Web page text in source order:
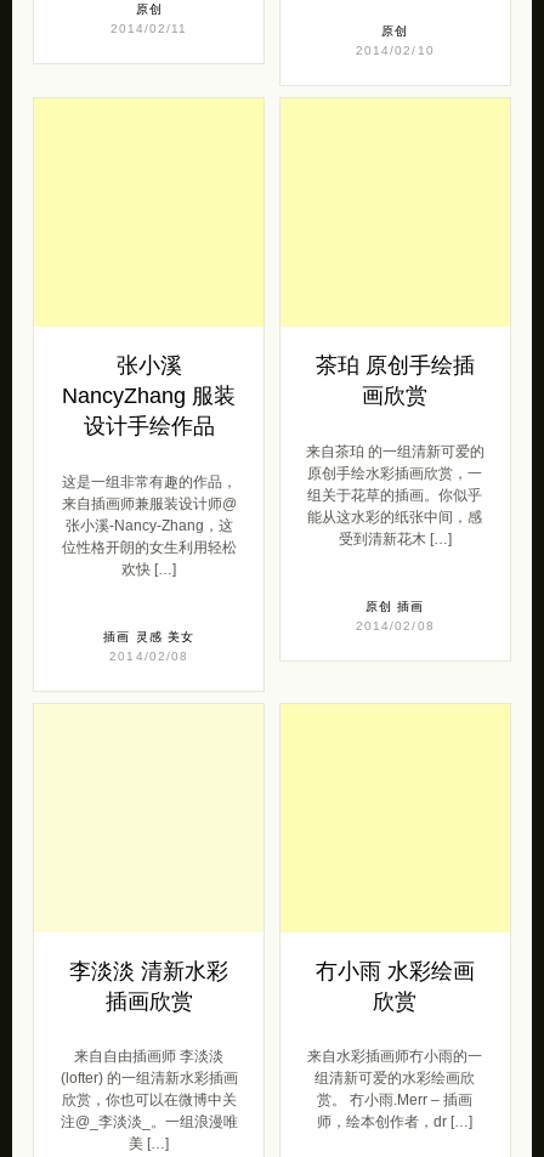
原创
2014/02/11
原创
2014/02/10
张小溪
NancyZhang 服装
设计手绘作品
这是一组非常有趣的作品，
来自插画师兼服装设计师@
张小溪-Nancy-Zhang，这
位性格开朗的女生利用轻松
欢快 […]
插画 灵感 美女
2014/02/08
茶珀 原创手绘插
画欣赏
来自茶珀 的一组清新可爱的
原创手绘水彩插画欣赏，一
组关于花草的插画。你似乎
能从这水彩的纸张中间，感
受到清新花木 […]
原创
插画
2014/02/08
李淡淡 清新水彩
插画欣赏
来自自由插画师 李淡淡
(lofter) 的一组清新水彩插画
欣赏，你也可以在微博中关
注@_李淡淡_。一组浪漫唯
美 […]
冇小雨 水彩绘画
欣赏
来自水彩插画师冇小雨的一
组清新可爱的水彩绘画欣
赏。 冇小雨.Merr – 插画
师，绘本创作者，dr […]